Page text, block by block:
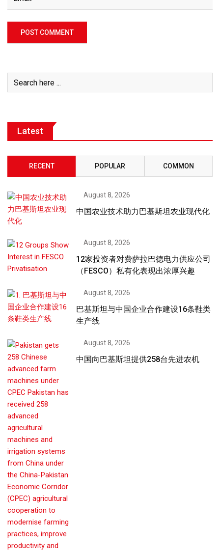
Latest
RECENT POPULAR COMMON
August 8, 2026
中国农业技术助力巴基斯坦农业现代化
August 8, 2026
12家投资者对费萨拉巴德电力供应公司
（FESCO）私有化表现出浓厚兴趣
August 8, 2026
巴基斯坦与中国企业合作建设16条鞋类
生产线
August 8, 2026
中国向巴基斯坦提供258台先进农机